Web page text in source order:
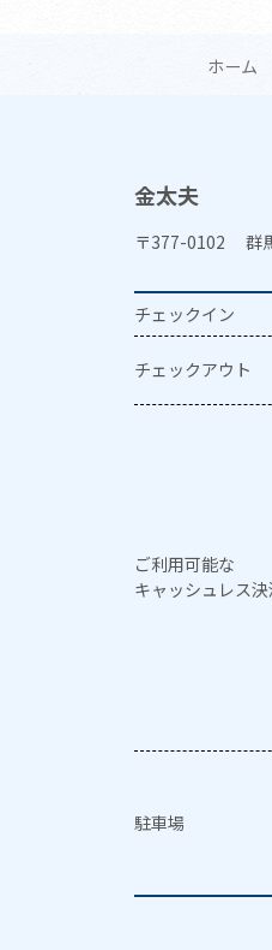
ホーム
金太夫
〒377-0102 群
チェックイン
チェックアウト
ご利用可能な
キャッシュレス決
駐車場